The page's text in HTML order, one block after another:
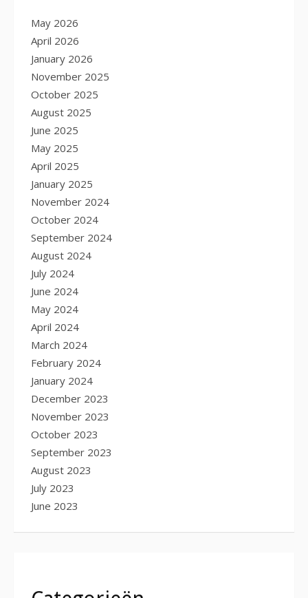
May 2026
April 2026
January 2026
November 2025
October 2025
August 2025
June 2025
May 2025
April 2025
January 2025
November 2024
October 2024
September 2024
August 2024
July 2024
June 2024
May 2024
April 2024
March 2024
February 2024
January 2024
December 2023
November 2023
October 2023
September 2023
August 2023
July 2023
June 2023